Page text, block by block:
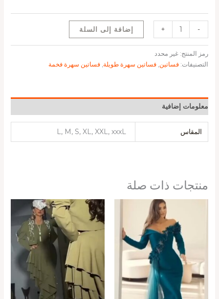
-
+ إضافة إلى السلة
رمز المنتج: غير محدد
التصنيفات: فساتين فساتين سهرة طويلة فساتين سهرة فخمة
معلومات إضافية
المقاس L, M, S, XL, XXL, xxxL
منتجات ذات صلة